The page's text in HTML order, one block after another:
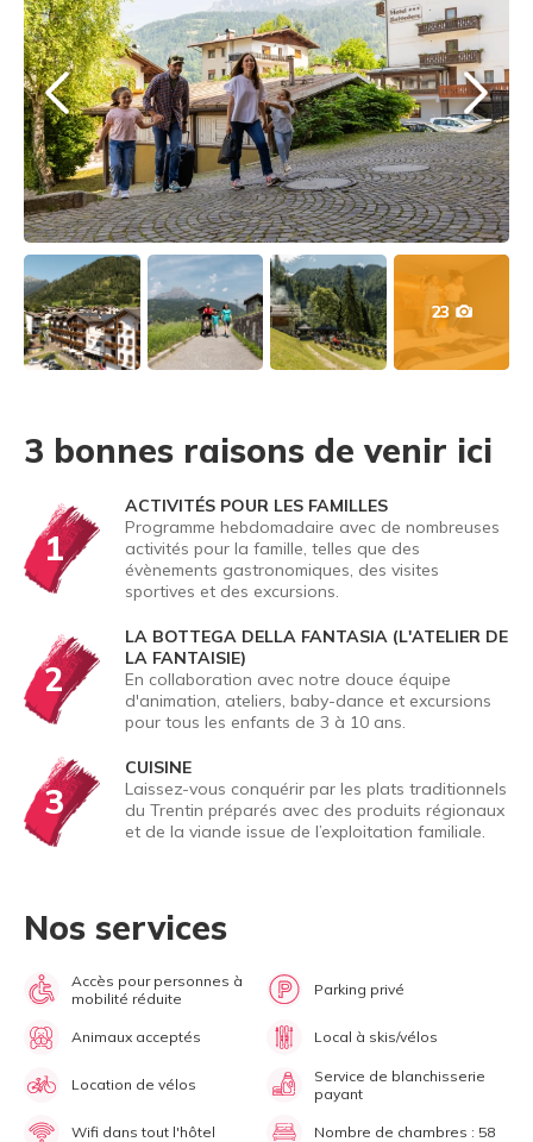
23
3 bonnes raisons de venir ici
1
ACTIVITÉS POUR LES FAMILLES
Programme hebdomadaire avec de nombreuses
activités pour la famille, telles que des
évènements gastronomiques, des visites
sportives et des excursions.
2
LA BOTTEGA DELLA FANTASIA (L'ATELIER DE
LA FANTAISIE)
En collaboration avec notre douce équipe
d'animation, ateliers, baby-dance et excursions
pour tous les enfants de 3 à 10 ans.
3
CUISINE
Laissez-vous conquérir par les plats traditionnels
du Trentin préparés avec des produits régionaux
et de la viande issue de l’exploitation familiale.
Nos services
Accès pour personnes à
mobilité réduite
Parking privé
Animaux acceptés Local à skis/vélos
Location de vélos
Service de blanchisserie
payant
Wifi dans tout l'hôtel Nombre de chambres : 58